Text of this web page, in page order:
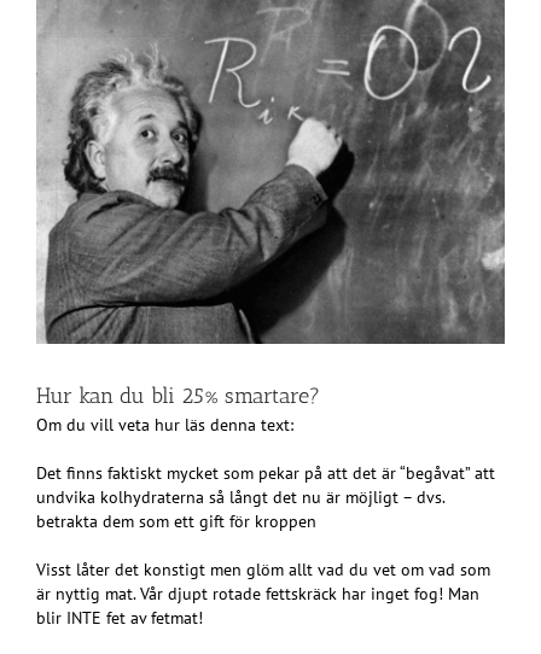
Hur kan du bli 25% smartare?
Om du vill veta hur läs denna text:
Det finns faktiskt mycket som pekar på att det är “begåvat” att
undvika kolhydraterna så långt det nu är möjligt – dvs.
betrakta dem som ett gift för kroppen
Visst låter det konstigt men glöm allt vad du vet om vad som
är nyttig mat. Vår djupt rotade fettskräck har inget fog! Man
blir INTE fet av fetmat!